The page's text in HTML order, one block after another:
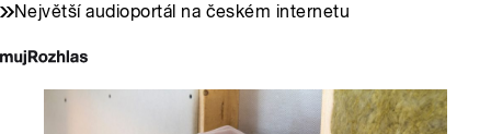
Největší audioportál na českém internetu